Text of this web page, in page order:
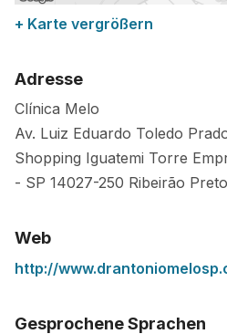
+ Karte vergrößern
Adresse
Clínica Melo
Av. Luiz Eduardo Toledo
Shopping Iguatemi Torre
- SP 14027-250 Ribeirão Preto
Web
http://
Gesprochene Sprachen